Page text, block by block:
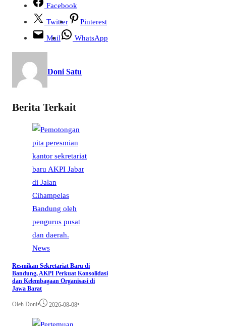
Facebook
Twitter
Pinterest
Mail
WhatsApp
Doni Satu
Berita Terkait
News
Resmikan Sekretariat Baru di
Bandung, AKPI Perkuat Konsolidasi
dan Kelembagaan Organisasi di
Jawa Barat
Oleh Doni• 2026-08-08•